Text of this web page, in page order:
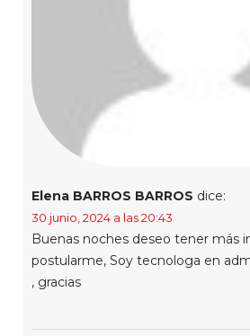
Elena BARROS BARROS dice:
30 junio, 2024 a las 20:43
Buenas noches deseo tener más
postularme, Soy tecnologa en
, gracias